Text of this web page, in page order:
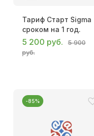
Тариф Старт Sigma
сроком на 1 год.
5 200 руб.
5 900
руб.
-85%